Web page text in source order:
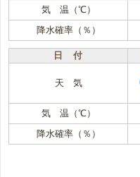
気 温（℃）
降水確率（％）
日 付
天 気
気 温（℃）
降水確率（％）